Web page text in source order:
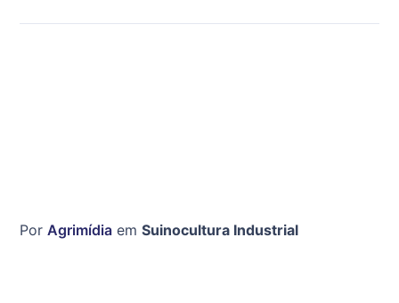
Por Agrimídia em Suinocultura Industrial